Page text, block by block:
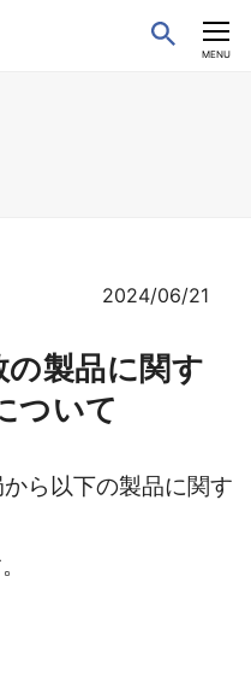
CLOSE
MENU
2024/06/21
の製品に関す
ついて
ら以下の製品に関す